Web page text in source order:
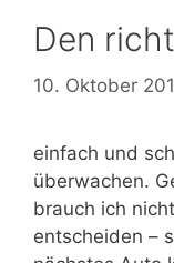
Den
10. Oktober
einfach und
überwachen.
brauch ich
entscheiden –